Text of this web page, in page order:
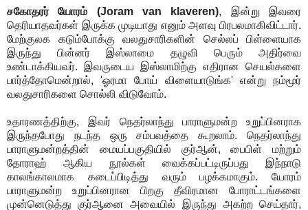
சகோதரர் யோரம் (Joram van klaveren), இன்று இவரை
தெரியாதவர்கள் இருக்க முடியாது எனும் அளவு பிரபலமாகிவிட்டார்.
மேற்குலக கடும்போக்கு வலதுசாரிகளின் செல்லப் பிள்ளையாக
இருந்து பின்னர் இஸ்லாமை தழுவி பெரும் அதிர்வை
உண்டாக்கியவர். இவருடைய இஸ்லாமிற்கு எதிரான செயல்களை
பார்த்தோமென்றால், 'ஓரமா போய் விளையாடுங்க' என்று நம்மூர்
வலதுசாரிகளை சொல்லி விடுவோம்.
உதாரணத்திற்கு, இவர் நெதர்லாந்து பாராளுமன்ற உறுப்பினராக
இருந்தபோது நடந்த ஒரு சம்பவத்தை கூறலாம். நெதர்லாந்து
பாராளுமன்றத்தின் மையப்பகுதியில் குர்ஆன், பைபிள் மற்றும்
தோராஹ் ஆகிய நூல்கள் வைக்கப்பட்டிருப்பது இந்நாடு
காலங்காலமாக கடைப்பிடித்து வரும் பழக்கமாகும். யோரம்
பாராளுமன்ற உறுப்பினரான பிறகு தீவிரமான போராட்டங்களை
முன்னெடுத்து குர்ஆனை அவையில் இருந்து அகற்ற செய்தார்,